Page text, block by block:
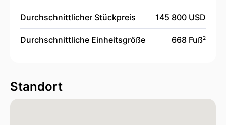
Durchschnittlicher Stückpreis 145 800 USD
Durchschnittliche Einheitsgröße 668 Fuß2
Standort